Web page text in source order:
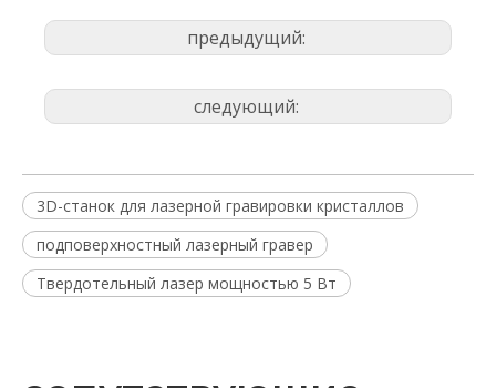
предыдущий:
следующий:
3D-станок для лазерной гравировки кристаллов
подповерхностный лазерный гравер
Твердотельный лазер мощностью 5 Вт